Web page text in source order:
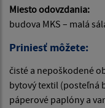
Miesto odovzdania:
budova MKS – malá
Priniesť môžete:
čisté a nepoškodené
bytový textil (posteľná
páperové paplóny a